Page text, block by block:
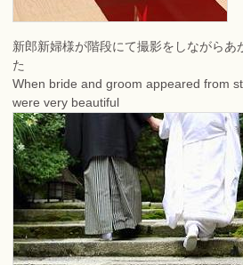
新郎新婦様が階段にて撮影をしながら
た
When bride and groom appeared from
were very beautiful